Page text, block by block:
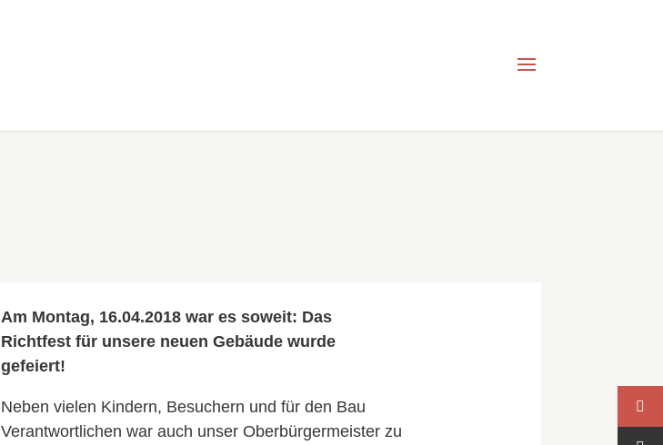
Am Montag, 16.04.2018 war es soweit: Das
Richtfest für unsere neuen Gebäude wurde
gefeiert!
Neben vielen Kindern, Besuchern und für den Bau
Verantwortlichen war auch unser Oberbürgermeister zu